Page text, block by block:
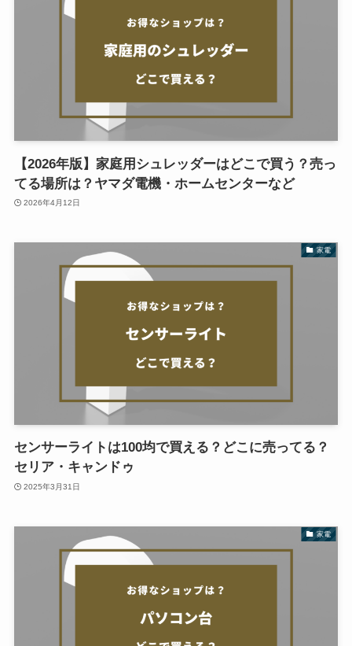
【2026年版】家庭用シュレッダーはどこで買う？売っ
てる場所は？ヤマダ電機・ホームセンターなど
2026年4月12日
家電
センサーライトは100均で買える？どこに売ってる？
セリア・キャンドゥ
2025年3月31日
家電